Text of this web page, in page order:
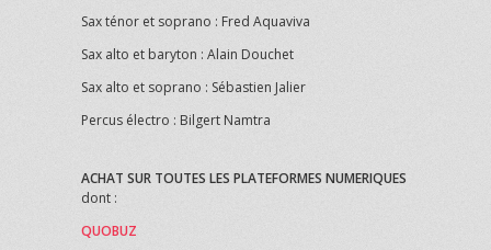
Sax ténor et soprano : Fred Aquaviva
Sax alto et baryton : Alain Douchet
Sax alto et soprano : Sébastien Jalier
Percus électro : Bilgert Namtra
ACHAT SUR TOUTES LES PLATEFORMES NUMERIQUES
dont :
QUOBUZ